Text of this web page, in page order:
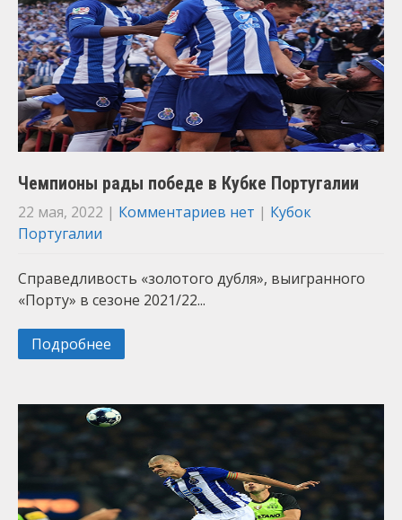
Чемпионы рады победе в Кубке Португалии
22 мая, 2022 | Комментариев нет | Кубок
Португалии
Справедливость «золотого дубля», выигранного
«Порту» в сезоне 2021/22...
Подробнее